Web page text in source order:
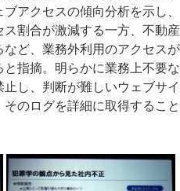
アクセスの傾向分析を示し、
割合が激減する一方、不動産
ど、業務外利用のアクセスが
指摘。明らかに業務上不要な
し、判断が難しいウェブサイ
のログを詳細に取得すること